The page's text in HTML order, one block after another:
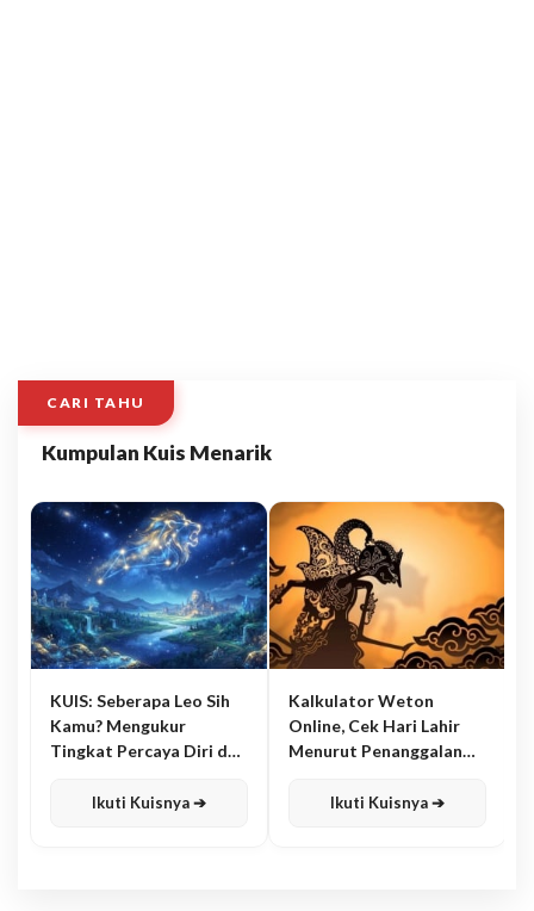
CARI TAHU
Kumpulan Kuis Menarik
KUIS: Seberapa Leo Sih
Kamu? Mengukur
Tingkat Percaya Diri dan
Ikuti Kuisnya ➔
Kalkulator Weton
Online, Cek Hari Lahir
Menurut Penanggalan
Ikuti Kuisnya ➔